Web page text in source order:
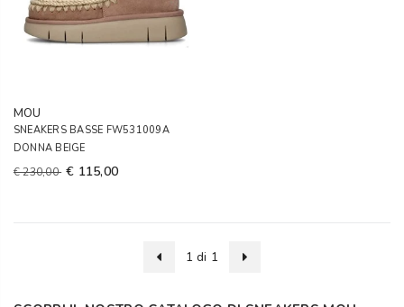
MOU
SNEAKERS BASSE FW531009A
DONNA BEIGE
€ 230,00 € 115,00
1 di 1